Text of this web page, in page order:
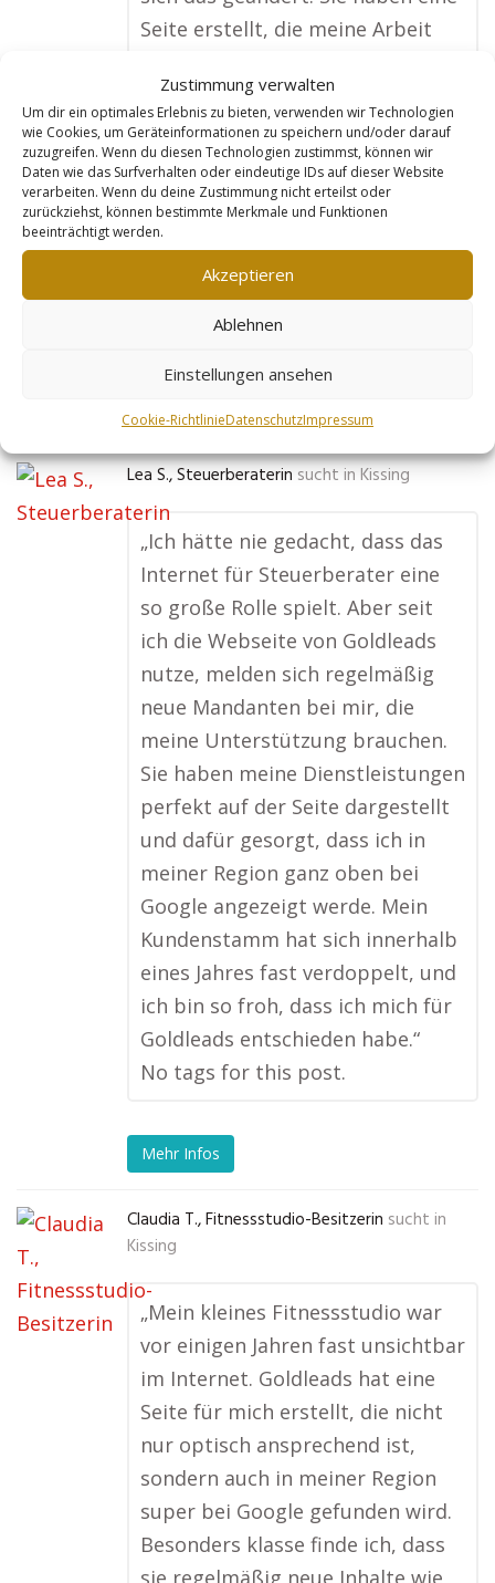
Zustimmung verwalten
Um dir ein optimales Erlebnis zu bieten, verwenden wir Technologien
wie Cookies, um Geräteinformationen zu speichern und/oder darauf
zuzugreifen. Wenn du diesen Technologien zustimmst, können wir
Daten wie das Surfverhalten oder eindeutige IDs auf dieser Website
verarbeiten. Wenn du deine Zustimmung nicht erteilst oder
zurückziehst, können bestimmte Merkmale und Funktionen
beeinträchtigt werden.
Akzeptieren
Ablehnen
Einstellungen ansehen
Cookie-RichtlinieDatenschutzImpressum
Seite erstellt, die meine Arbeit
Google super gefunden wird.
Jetzt bekomme ich regelmäßig
Anfragen von Kunden außerhalb
meiner Region, die Maßmöbel
oder Spezialanfertigungen
noch nie so gut wie jetzt!“
No tags for this post.
Mehr Infos
Lea S., Steuerberaterin sucht in Kissing
„Ich hätte nie gedacht, dass das
Internet für Steuerberater eine
so große Rolle spielt. Aber seit
ich die Webseite von Goldleads
nutze, melden sich regelmäßig
neue Mandanten bei mir, die
meine Unterstützung brauchen.
Sie haben meine Dienstleistungen
perfekt auf der Seite dargestellt
und dafür gesorgt, dass ich in
meiner Region ganz oben bei
Google angezeigt werde. Mein
Kundenstamm hat sich innerhalb
eines Jahres fast verdoppelt, und
ich bin so froh, dass ich mich für
Goldleads entschieden habe.“
No tags for this post.
Mehr Infos
Claudia T., Fitnessstudio-Besitzerin sucht in
Kissing
„Mein kleines Fitnessstudio war
vor einigen Jahren fast unsichtbar
im Internet. Goldleads hat eine
Seite für mich erstellt, die nicht
nur optisch ansprechend ist,
sondern auch in meiner Region
super bei Google gefunden wird.
Besonders klasse finde ich, dass
sie regelmäßig neue Inhalte wie